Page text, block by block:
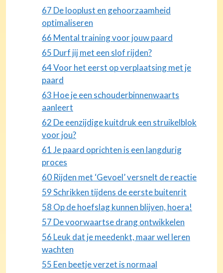
67 De looplust en gehoorzaamheid
optimaliseren
66 Mental training voor jouw paard
65 Durf jij met een slof rijden?
64 Voor het eerst op verplaatsing met je
paard
63 Hoe je een schouderbinnenwaarts
aanleert
62 De eenzijdige kuitdruk een struikelblok
voor jou?
61 Je paard oprichten is een langdurig
proces
60 Rijden met ‘Gevoel’ versnelt de reactie
59 Schrikken tijdens de eerste buitenrit
58 Op de hoefslag kunnen blijven, hoera!
57 De voorwaartse drang ontwikkelen
56 Leuk dat je meedenkt, maar wel leren
wachten
55 Een beetje verzet is normaal